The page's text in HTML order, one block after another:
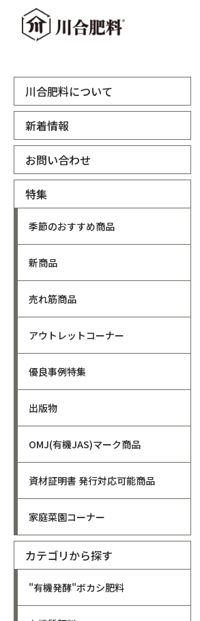
川合肥料について
新着情報
お問い合わせ
特集
季節のおすすめ商品
新商品
売れ筋商品
アウトレットコーナー
優良事例特集
出版物
OMJ(有機JAS)マーク商品
資材証明書 発行対応可能商品
家庭菜園コーナー
カテゴリから探す
"有機発酵"ボカシ肥料